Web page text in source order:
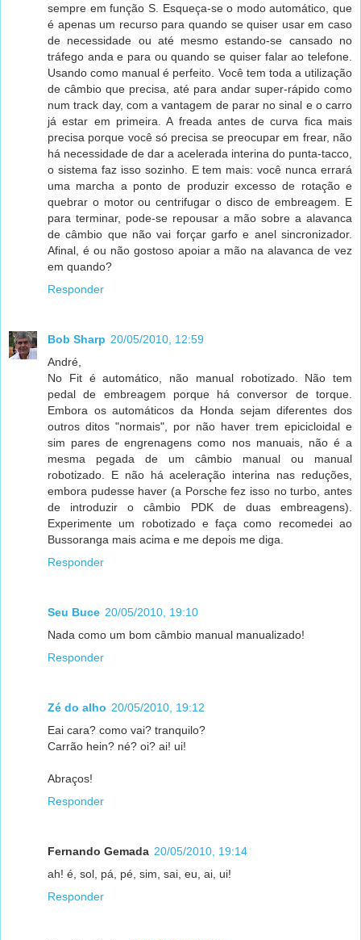
sempre em função S. Esqueça-se o modo automático, que
é apenas um recurso para quando se quiser usar em caso
de necessidade ou até mesmo estando-se cansado no
tráfego anda e para ou quando se quiser falar ao telefone.
Usando como manual é perfeito. Você tem toda a utilização
de câmbio que precisa, até para andar super-rápido como
num track day, com a vantagem de parar no sinal e o carro
já estar em primeira. A freada antes de curva fica mais
precisa porque você só precisa se preocupar em frear, não
há necessidade de dar a acelerada interina do punta-tacco,
o sistema faz isso sozinho. E tem mais: você nunca errará
uma marcha a ponto de produzir excesso de rotação e
quebrar o motor ou centrifugar o disco de embreagem. E
para terminar, pode-se repousar a mão sobre a alavanca
de câmbio que não vai forçar garfo e anel sincronizador.
Afinal, é ou não gostoso apoiar a mão na alavanca de vez
em quando?
Responder
Bob Sharp 20/05/2010, 12:59
André,
No Fit é automático, não manual robotizado. Não tem
pedal de embreagem porque há conversor de torque.
Embora os automáticos da Honda sejam diferentes dos
outros ditos "normais", por não haver trem epicicloidal e
sim pares de engrenagens como nos manuais, não é a
mesma pegada de um câmbio manual ou manual
robotizado. E não há aceleração interina nas reduções,
embora pudesse haver (a Porsche fez isso no turbo, antes
de introduzir o câmbio PDK de duas embreagens).
Experimente um robotizado e faça como recomedei ao
Bussoranga mais acima e me depois me diga.
Responder
Seu Buce 20/05/2010, 19:10
Nada como um bom câmbio manual manualizado!
Responder
Zé do alho 20/05/2010, 19:12
Eai cara? como vai? tranquilo?
Carrão hein? né? oi? ai! ui!
Abraços!
Responder
Fernando Gemada 20/05/2010, 19:14
ah! é, sol, pá, pé, sim, sai, eu, ai, ui!
Responder